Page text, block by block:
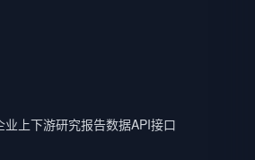
业上下游研究报告数据API接口